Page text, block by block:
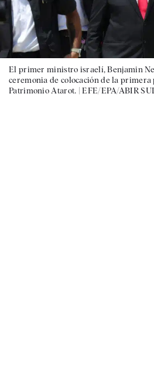
El primer ministro israelí, Benjamin
ceremonia de colocación de la
Patrimonio Atarot. |EFE/EPA/ABIR